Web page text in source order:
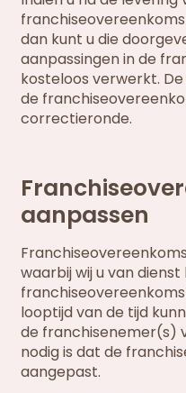
dan kunt u die
aanpassingen in de
kosteloos verwerkt.
de
correctieronde.
aanpassen
waarbij wij u van
looptijd van de tijd
de franchisenemer(s)
nodig is dat de
aangepast.